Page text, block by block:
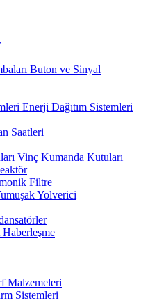
Buton ve Sinyal
Enerji Dağıtım Sistemleri
Saatleri
Vinç Kumanda Kutuları
Filtre
Yolverici
Haberleşme
Malzemeleri
Sistemleri